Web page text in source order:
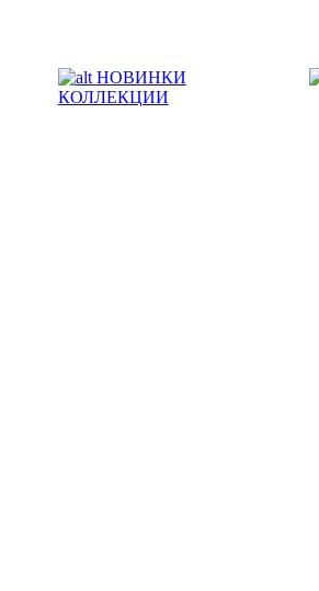
НОВИНКИ
КОЛЛЕКЦИИ